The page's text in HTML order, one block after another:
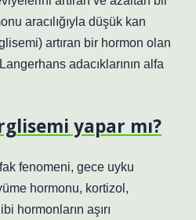
aracılığıyla düşük kan
artıran bir hormon olan
adacıklarının alfa
yapar mı?
fenomeni, gece uyku
hormonu, kortizol,
hormonların aşırı